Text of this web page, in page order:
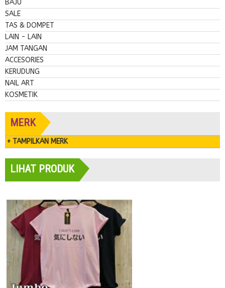
BAJU
SALE
TAS & DOMPET
LAIN - LAIN
JAM TANGAN
ACCESORIES
KERUDUNG
NAIL ART
KOSMETIK
MERK
+ TAMPILKAN MERK
LIHAT PRODUK